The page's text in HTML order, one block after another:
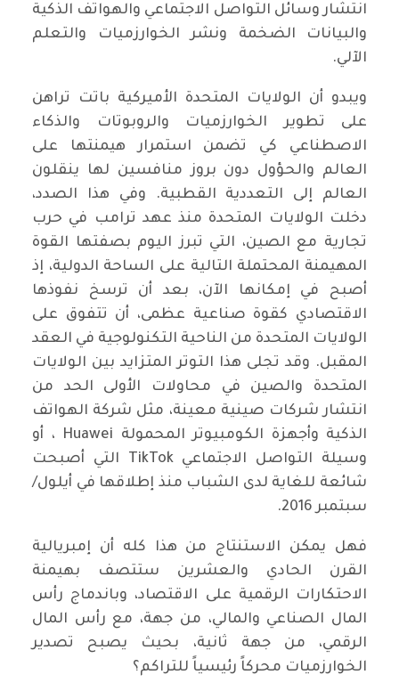
انتشار وسائل التواصل الاجتماعي والهواتف الذكية
والبيانات الضخمة ونشر الخوارزميات والتعلم
الآلي.
ويبدو أن الولايات المتحدة الأميركية باتت تراهن
على تطوير الخوارزميات والروبوتات والذكاء
الاصطناعي كي تضمن استمرار هيمنتها على
العالم والحؤول دون بروز منافسين لها ينقلون
العالم إلى التعددية القطبية. وفي هذا الصدد،
دخلت الولايات المتحدة منذ عهد ترامب في حرب
تجارية مع الصين، التي تبرز اليوم بصفتها القوة
المهيمنة المحتملة التالية على الساحة الدولية، إذ
أصبح في إمكانها الآن، بعد أن ترسخ نفوذها
الاقتصادي كقوة صناعية عظمى، أن تتفوق على
الولايات المتحدة من الناحية التكنولوجية في العقد
المقبل. وقد تجلى هذا التوتر المتزايد بين الولايات
المتحدة والصين في محاولات الأولى الحد من
انتشار شركات صينية معينة، مثل شركة الهواتف
الذكية وأجهزة الكومبيوتر المحمولة Huawei ، أو
وسيلة التواصل الاجتماعي TikTok التي أصبحت
شائعة للغاية لدى الشباب منذ إطلاقها في أيلول/
سبتمبر 2016.
فهل يمكن الاستنتاج من هذا كله أن إمبريالية
القرن الحادي والعشرين ستتصف بهيمنة
الاحتكارات الرقمية على الاقتصاد، وباندماج رأس
المال الصناعي والمالي، من جهة، مع رأس المال
الرقمي، من جهة ثانية، بحيث يصبح تصدير
الخوارزميات محركاً رئيسياً للتراكم؟